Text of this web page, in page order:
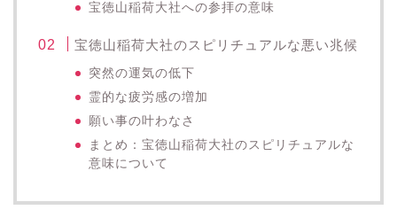
宝徳山稲荷大社への参拝の意味
宝徳山稲荷大社のスピリチュアルな悪い兆候
突然の運気の低下
霊的な疲労感の増加
願い事の叶わなさ
まとめ：宝徳山稲荷大社のスピリチュアルな
意味について